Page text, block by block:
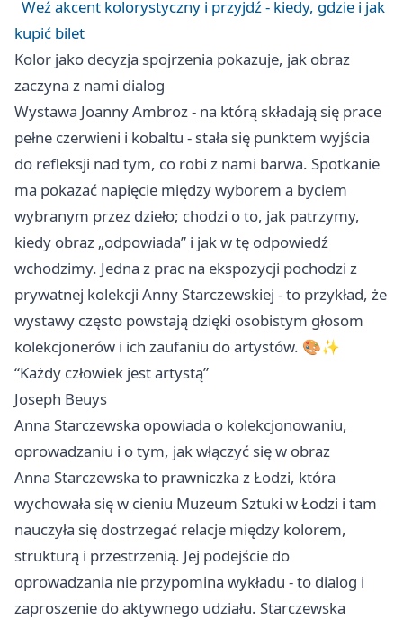
Weź akcent kolorystyczny i przyjdź - kiedy, gdzie i jak
kupić bilet
Kolor jako decyzja spojrzenia pokazuje, jak obraz
zaczyna z nami dialog
Wystawa Joanny Ambroz - na którą składają się prace
pełne czerwieni i kobaltu - stała się punktem wyjścia
do refleksji nad tym, co robi z nami barwa. Spotkanie
ma pokazać napięcie między wyborem a byciem
wybranym przez dzieło; chodzi o to, jak patrzymy,
kiedy obraz „odpowiada” i jak w tę odpowiedź
wchodzimy. Jedna z prac na ekspozycji pochodzi z
prywatnej kolekcji Anny Starczewskiej - to przykład, że
wystawy często powstają dzięki osobistym głosom
kolekcjonerów i ich zaufaniu do artystów. 🎨✨
“Każdy człowiek jest artystą”
Joseph Beuys
Anna Starczewska opowiada o kolekcjonowaniu,
oprowadzaniu i o tym, jak włączyć się w obraz
Anna Starczewska to prawniczka zŁodzi, która
wychowała się w cieniu Muzeum Sztuki w Łodzi i tam
nauczyła się dostrzegać relacje między kolorem,
strukturą i przestrzenią. Jej podejście do
oprowadzania nie przypomina wykładu - to dialog i
zaproszenie do aktywnego udziału. Starczewska